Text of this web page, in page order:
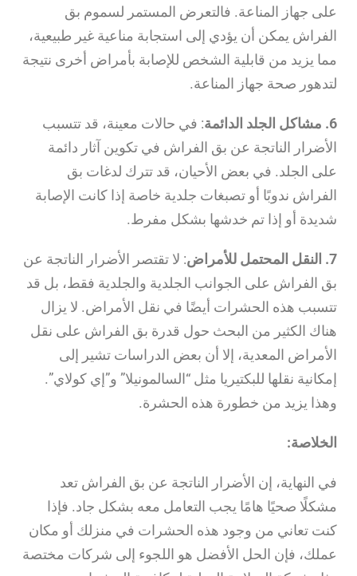
على جهاز المناعة. فالتعرض المستمر لسموم بق
الفراش يمكن أن يؤدي إلى استجابة مناعية غير طبيعية،
مما يزيد من قابلية الشخص للإصابة بأمراض أخرى نتيجة
لتدهور صحة جهاز المناعة.
6. مشاكل الجلد الدائمة
: في حالات معينة، قد تتسبب
الأضرار الناتجة عن بق الفراش في تكوين آثار دائمة
على الجلد. في بعض الأحيان، قد تترك لدغات بق
الفراش ندوبًا أو تصبغات جلدية خاصة إذا كانت الإصابة
شديدة أو إذا تم خدشها بشكل مفرط.
7. النقل المحتمل للأمراض
: لا تقتصر الأضرار الناتجة عن
بق الفراش على الجوانب الجلدية والجلدية فقط، بل قد
تتسبب هذه الحشرات أيضًا في نقل الأمراض. لا يزال
هناك الكثير من البحث حول قدرة بق الفراش على نقل
الأمراض المعدية، إلا أن بعض الدراسات تشير إلى
إمكانية نقلها للبكتيريا مثل “السالمونيلا” و”إي كولاي”.
وهذا يزيد من خطورة هذه الحشرة.
الخلاصة:
في النهاية، إن الأضرار الناتجة عن بق الفراش تعد
مشكلًا صحيًا هامًا يجب التعامل معه بشكل جاد. فإذا
كنت تعاني من وجود هذه الحشرات في منزلك أو مكان
عملك، فإن الحل الأفضل هو اللجوء إلى شركات مختصة